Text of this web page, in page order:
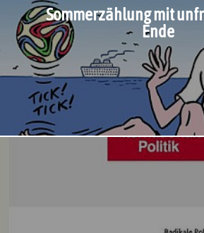
Sommerzählung mit
Ende